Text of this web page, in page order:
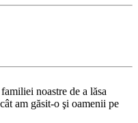
noastre de a lăsa
am găsit-o şi oamenii pe